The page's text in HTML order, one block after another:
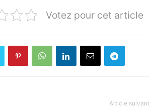
Votez pour cet article
Article suivant